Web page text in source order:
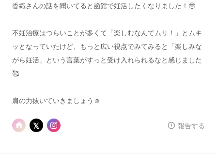
香織さんの話を聞いてると函館で妊活したくなりました！🥹
不妊治療はつらいことが多くて「楽しむなんてムリ！」とムキ
ッとなっていたけど、もっと広い視点でみてみると「楽しみな
がら妊活」という言葉がすっと受け入れられるなと感じました
🥰
肩の力抜いていきましょう☺️
報告する